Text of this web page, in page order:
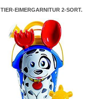
TIER-EIMERGARNITUR 2-SORT.